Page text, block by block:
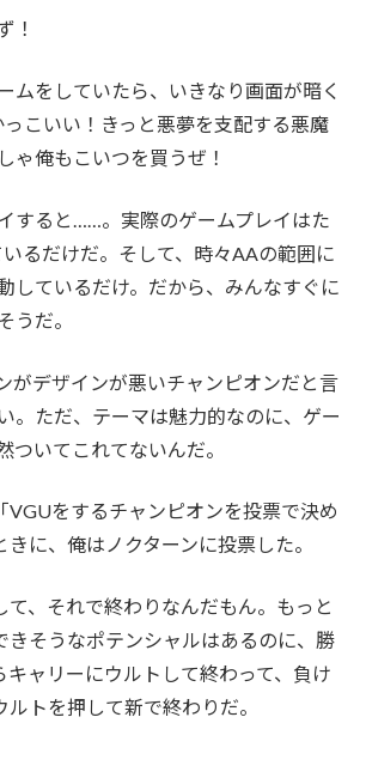
！
ムをしていたら、いきなり画面が暗く
こいい！きっと悪夢を支配する悪魔
ゃ俺もこいつを買うぜ！
すると……。実際のゲームプレイはた
るだけだ。そして、時々AAの範囲に
しているだけ。だから、みんなすぐに
うだ。
がデザインが悪いチャンピオンだと言
。ただ、テーマは魅力的なのに、ゲー
ついてこれてないんだ。
VGUをするチャンピオンを投票で決め
きに、俺はノクターンに投票した。
て、それで終わりなんだもん。もっと
きそうなポテンシャルはあるのに、勝
キャリーにウルトして終わって、負け
ルトを押して新で終わりだ。